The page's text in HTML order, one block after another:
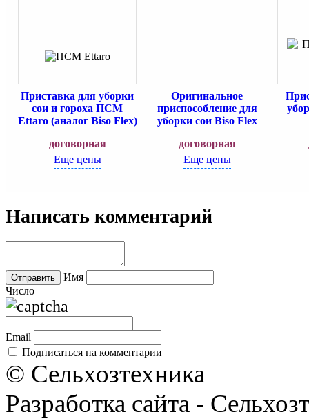
Приставка для уборки
сои и гороха ПСМ
Ettaro (аналог Biso Flex)
договорная
Еще цены
Оригинальное
приспособление для
уборки сои Biso Flex
договорная
Еще цены
Написать комментарий
Имя
Число
Email
Подписаться на комментарии
© Сельхозтехника
Разработка сайта -